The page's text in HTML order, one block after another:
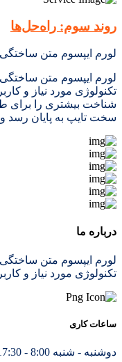
روند سوم: راه‌حل‌ها
لورم ایپسوم متن
لورم ایپسوم متن
تکنولوژی مورد نیاز و
شناخت بیشتری را برای
سخت تایپ به پایان رسد
درباره ما
لورم ایپسوم متن
تکنولوژی مورد نیاز و
ساعات کاری
دوشنبه - شنبه 8:00 - 17:30،